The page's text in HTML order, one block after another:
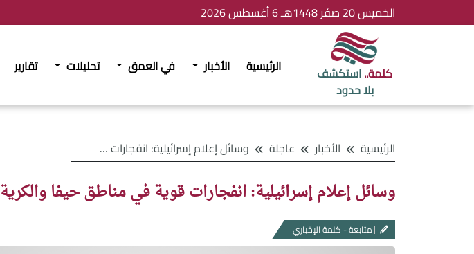
الخميس 20 صفَر 1448هـ 6 أغسطس 2026
كلمة..استكشف
بلا حدود
الرئيسية الأخبار في العمق تحليلات تقارير
الرئيسية الأخبار عاجلة وسائل إعلام إسرائيلية: انفجارات قوية في مناطق حيفا والكرية
وسائل إعلام إسرائيلية: انفجارات قوية في مناطق حيفا والكرية
متابعة - كلمة الإخباري